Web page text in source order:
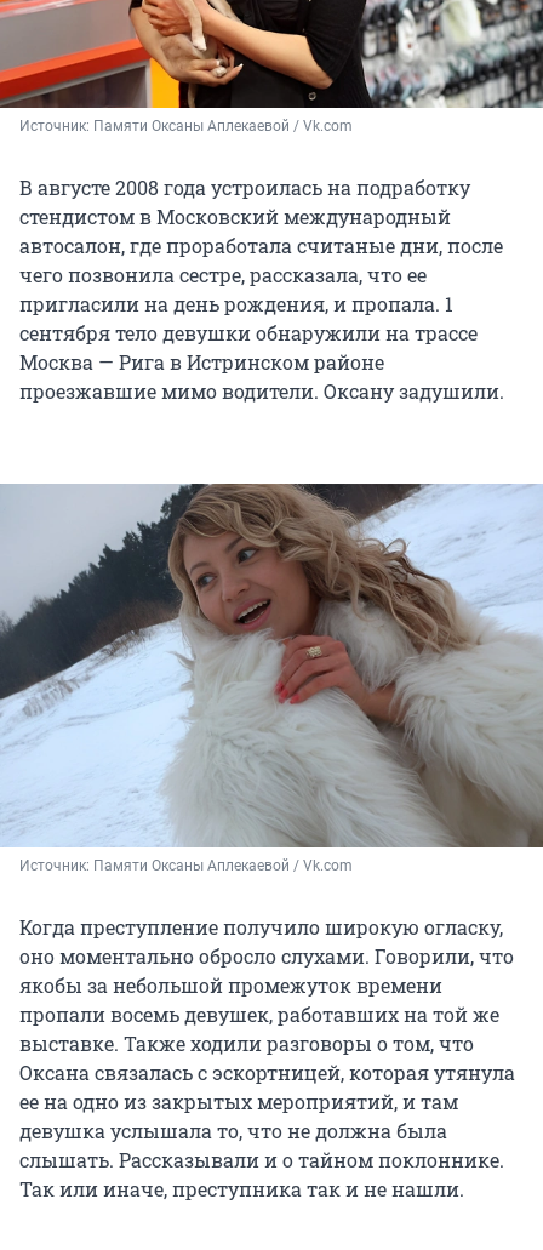
Источник: Памяти Оксаны Аплекаевой / Vk.com
В августе 2008 года устроилась на подработку
стендистом в Московский международный
автосалон, где проработала считаные дни, после
чего позвонила сестре, рассказала, что ее
пригласили на день рождения, и пропала. 1
сентября тело девушки обнаружили на трассе
Москва — Рига в Истринском районе
проезжавшие мимо водители. Оксану задушили.
Источник: Памяти Оксаны Аплекаевой / Vk.com
Когда преступление получило широкую огласку,
оно моментально обросло слухами. Говорили, что
якобы за небольшой промежуток времени
пропали восемь девушек, работавших на той же
выставке. Также ходили разговоры о том, что
Оксана связалась с эскортницей, которая утянула
ее на одно из закрытых мероприятий, и там
девушка услышала то, что не должна была
слышать. Рассказывали и о тайном поклоннике.
Так или иначе, преступника так и не нашли.